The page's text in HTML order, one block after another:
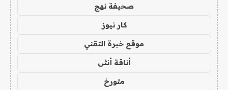
صحيفة نهج
كار نيوز
موقع خبرة التقني
أناقة أنثى
متورخ